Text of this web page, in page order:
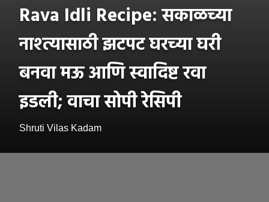
Rava Idli Recipe: सकाळच्या
नाश्त्यासाठी झटपट घरच्या घरी
बनवा मऊ आणि स्वादिष्ट रवा
इडली; वाचा सोपी रेसिपी
Shruti Vilas Kadam